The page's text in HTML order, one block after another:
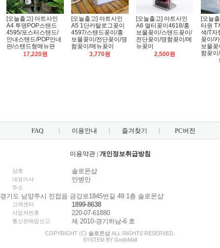
[오늘출고] 아트사인
A4 투명POP스탠드
4595/포스터스탠드/
안내스탠드/POP안내
판/스탠드형메뉴판
17,220원
[오늘출고] 아트사인
A5 1단카탈로그꽂이
4597/스탠드꽂이/홍
보물꽂이/전단꽂이/명
함꽂이/메뉴꽂이
3,770원
[오늘출고] 아트사인
A6 멀티꽂이4618/홍
보물꽂이/스탠드꽂이/
전단꽂이/명함꽂이/메
뉴꽂이
2,500원
[오늘
타원 T
색/T자
꽂이/
보물
함꽂
FAQ 이용안내 즐겨찾기 PC버전
이용약관| 개인정보취급방침
상호 솔로몬샵
대표이사 안병만
주소
경기도 남양주시 진접읍 금강로1845번길 49 1층 솔로몬샵
고객센터 1899-8638
사업자번호 220-07-61880
통신판매업신고 제 2010-경기하남-6 호
COPYRIGHT (C) 솔로몬샵 ALL RIGHTS RESERVED.
SYSTEM BY GodoMall